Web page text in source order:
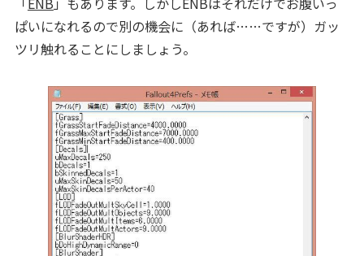
ぱいになれるので別の機会に（あれば……ですが）ガッ
ツリ触れることにしましょう。